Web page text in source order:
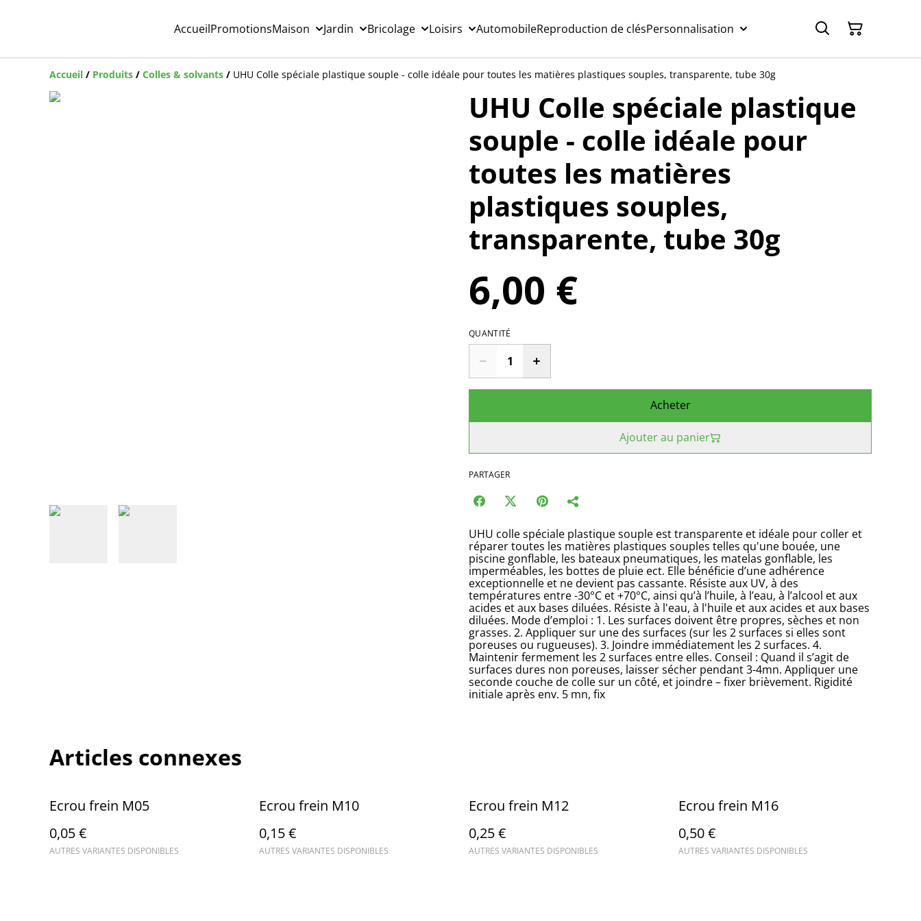
AccueilPromotionsMaison Jardin Bricolage Loisirs AutomobileReproduction de clésPersonnalisation
Accueil / Produits / Colles & solvants / UHU Colle spéciale plastique souple - colle idéale pour toutes les matières plastiques souples, transparente, tube 30g
UHU Colle spéciale plastique
souple - colle idéale pour
toutes les matières
plastiques souples,
transparente, tube 30g
6,00 €
QUANTITÉ
Acheter
Ajouter au panier
PARTAGER
UHU colle spéciale plastique souple est transparente et idéale pour coller et
réparer toutes les matières plastiques souples telles qu'une bouée, une
piscine gonflable, les bateaux pneumatiques, les matelas gonflable, les
imperméables, les bottes de pluie ect. Elle bénéficie d’une adhérence
exceptionnelle et ne devient pas cassante. Résiste aux UV, à des
températures entre -30°C et +70°C, ainsi qu’à l’huile, à l’eau, à l’alcool et aux
acides et aux bases diluées. Résiste à l'eau, à l'huile et aux acides et aux bases
diluées. Mode d’emploi : 1. Les surfaces doivent être propres, sèches et non
grasses. 2. Appliquer sur une des surfaces (sur les 2 surfaces si elles sont
poreuses ou rugueuses). 3. Joindre immédiatement les 2 surfaces. 4.
Maintenir fermement les 2 surfaces entre elles. Conseil : Quand il s’agit de
surfaces dures non poreuses, laisser sécher pendant 3-4mn. Appliquer une
seconde couche de colle sur un côté, et joindre – fixer brièvement. Rigidité
initiale après env. 5 mn, fix
Articles connexes
Ecrou frein M05
0,05 €
AUTRES VARIANTES DISPONIBLES
Ecrou frein M10
0,15 €
AUTRES VARIANTES DISPONIBLES
Ecrou frein M12
0,25 €
AUTRES VARIANTES DISPONIBLES
Ecrou frein M16
0,50 €
AUTRES VARIANTES DISPONIBLES